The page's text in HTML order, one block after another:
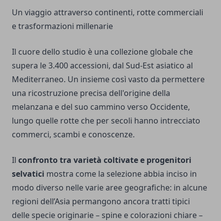
Un viaggio attraverso continenti, rotte commerciali
e trasformazioni millenarie
Il cuore dello studio è una collezione globale che
supera le 3.400 accessioni, dal Sud-Est asiatico al
Mediterraneo. Un insieme così vasto da permettere
una ricostruzione precisa dell'origine della
melanzana e del suo cammino verso Occidente,
lungo quelle rotte che per secoli hanno intrecciato
commerci, scambi e conoscenze.
Il confronto tra varietà coltivate e progenitori
selvatici mostra come la selezione abbia inciso in
modo diverso nelle varie aree geografiche: in alcune
regioni dell’Asia permangono ancora tratti tipici
delle specie originarie – spine e colorazioni chiare –